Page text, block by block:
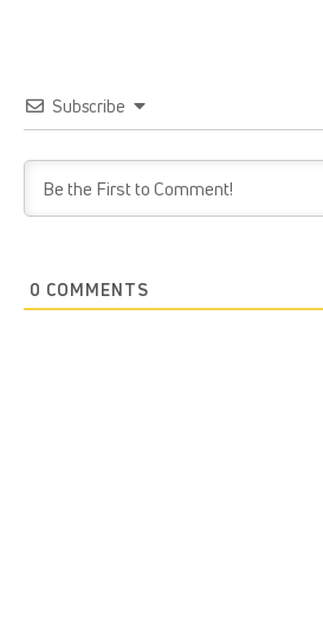
Subscribe
0 COMMENTS